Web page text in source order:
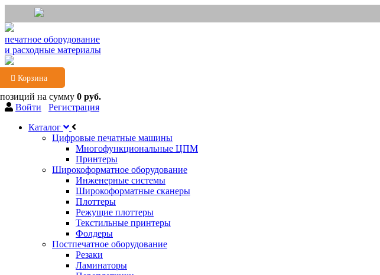
печатное оборудование
и расходные материалы
Корзина
на сумму 0 руб.
Войти
Регистрация
Каталог
Цифровые печатные машины
Многофункциональные ЦПМ
Принтеры
Широкоформатное оборудование
Инженерные системы
Широкоформатные сканеры
Плоттеры
Режущие плоттеры
Текстильные принтеры
Фолдеры
Постпечатное оборудование
Резаки
Ламинаторы